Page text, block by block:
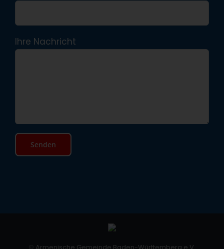
Ihre Nachricht
Armenische Gemeinde Baden-Württemberg e.V.